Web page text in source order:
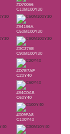
#D70066
C10M100Y30
#94196A
C50M100Y30
#3C276E
C90M100Y30
#D7E7AF
C20Y40
#64C0AB
C60Y40
#009FA8
C100Y40